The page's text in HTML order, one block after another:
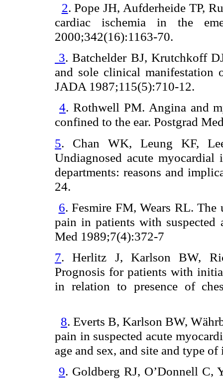
2. Pope JH, Aufderheide TP,
cardiac ischemia in the
2000;342(16):1163-70.
3. Batchelder BJ, Krutchkoff
and sole clinical manifestation
JADA 1987;115(5):710-12.
4. Rothwell PM. Angina and
confined to the ear.
5. Chan WK, Leung KF,
Undiagnosed acute
departments: reasons and
24.
6. Fesmire FM, Wears RL.
pain in patients with suspected
Med 1989;7(4):372-7
7. Herlitz J, Karlson BW,
Prognosis for patients with
in relation to presence of
8. Everts B, Karlson BW,
pain in suspected acute
age and sex, and site and type
9. Goldberg RJ, O’Donnell C,